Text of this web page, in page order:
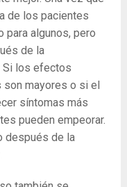
de los pacientes
para algunos, pero
de la
Si los efectos
mayores o si el
síntomas más
pueden empeorar.
después de la